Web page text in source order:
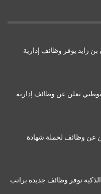
زايد يوفر وظائف إدارية
أبوظبي تعلن عن وظائف إدارية
عن وظائف لحملة شهادة
توفر وظائف جديدة براتب